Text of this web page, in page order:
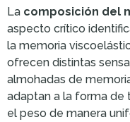
La composición del
aspecto crítico
la memoria
ofrecen distintas
almohadas de
adaptan a la forma de
el peso de manera